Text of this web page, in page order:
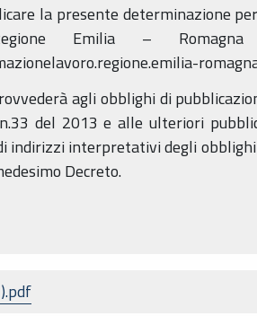
la presente determinazione
Emilia –
agli obblighi di
del 2013 e alle ulteriori
indirizzi interpretativi degli obblighi
Decreto.